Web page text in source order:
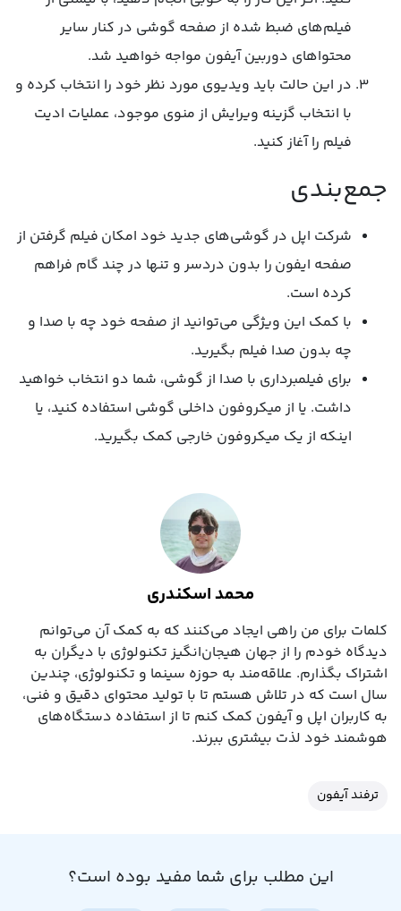
فیلم‌های ضبط شده از صفحه گوشی در کنار سایر
محتواهای دوربین آیفون مواجه خواهید شد.
در این حالت باید ویدیوی مورد نظر خود را انتخاب کرده و
با انتخاب گزینه ویرایش از منوی موجود، عملیات ادیت
فیلم را آغاز کنید.
جمع‌بندی
شرکت اپل در گوشی‌های جدید خود امکان فیلم گرفتن از
صفحه ایفون را بدون دردسر و تنها در چند گام فراهم
کرده است.
با کمک این ویژگی می‌توانید از صفحه خود چه با صدا و
چه بدون صدا فیلم بگیرید.
برای فیلمبرداری با صدا از گوشی، شما دو انتخاب خواهید
داشت. یا از میکروفون داخلی گوشی استفاده کنید، یا
اینکه از یک میکروفون خارجی کمک بگیرید.
محمد اسکندری
کلمات برای من راهی ایجاد می‌کنند که به کمک آن می‌توانم
دیدگاه خودم را از جهان هیجان‌انگیز تکنولوژی با دیگران به
اشتراک بگذارم. علاقه‌مند به حوزه سینما و تکنولوژی، چندین
سال است که در تلاش هستم تا با تولید محتوای دقیق و فنی،
به کاربران اپل و آیفون کمک کنم تا از استفاده دستگاه‌های
هوشمند خود لذت بیشتری ببرند.
ترفند آیفون
این مطلب برای شما مفید بوده است؟